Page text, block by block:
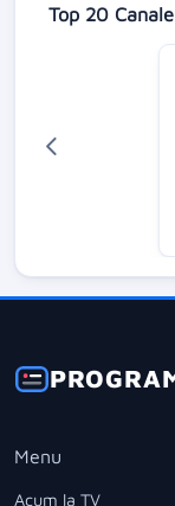
Top 20
Menu
Acum la TV